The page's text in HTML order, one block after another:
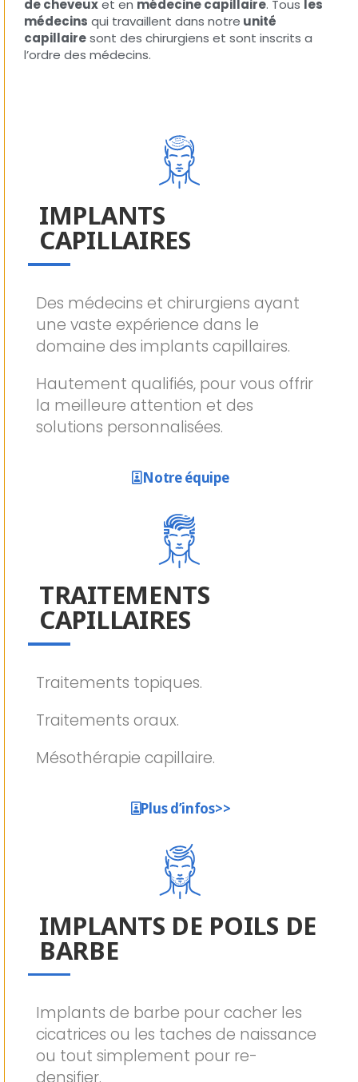
de cheveuxet en médecine capillaire. Tous les
médecins qui travaillent dans notre unité
capillairesont des chirurgiens et sont inscrits a
l’ordre des médecins.
IMPLANTS
CAPILLAIRES
Des médecins et chirurgiens ayant
une vaste expérience dans le
domaine des implants capillaires.
Hautement qualifiés, pour vous offrir
la meilleure attention et des
solutions personnalisées.
Notre équipe
TRAITEMENTS
CAPILLAIRES
Traitements topiques.
Traitements oraux.
Mésothérapie capillaire.
Plus d’infos>>
IMPLANTS DE POILS DE
BARBE
Implants de barbe pour cacher les
cicatrices ou les taches de naissance
ou tout simplement pour re-